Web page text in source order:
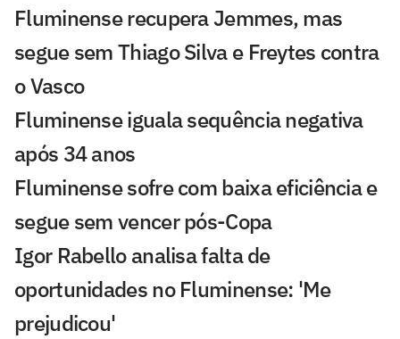
Fluminense recupera Jemmes, mas
segue sem Thiago Silva e Freytes contra
o Vasco
Fluminense iguala sequência negativa
após 34 anos
Fluminense sofre com baixa eficiência e
segue sem vencer pós-Copa
Igor Rabello analisa falta de
oportunidades no Fluminense: 'Me
prejudicou'